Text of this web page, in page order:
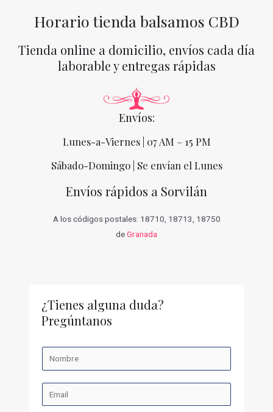
Horario tienda balsamos CBD
Tienda online a domicilio, envíos cada día
laborable y entregas rápidas
Envíos:
Lunes-a-Viernes | 07 AM – 15 PM
Sábado-Domingo | Se envían el Lunes
Envíos rápidos a Sorvilán
A los códigos postales: 18710, 18713, 18750
deGranada
¿Tienes alguna duda?
Pregúntanos